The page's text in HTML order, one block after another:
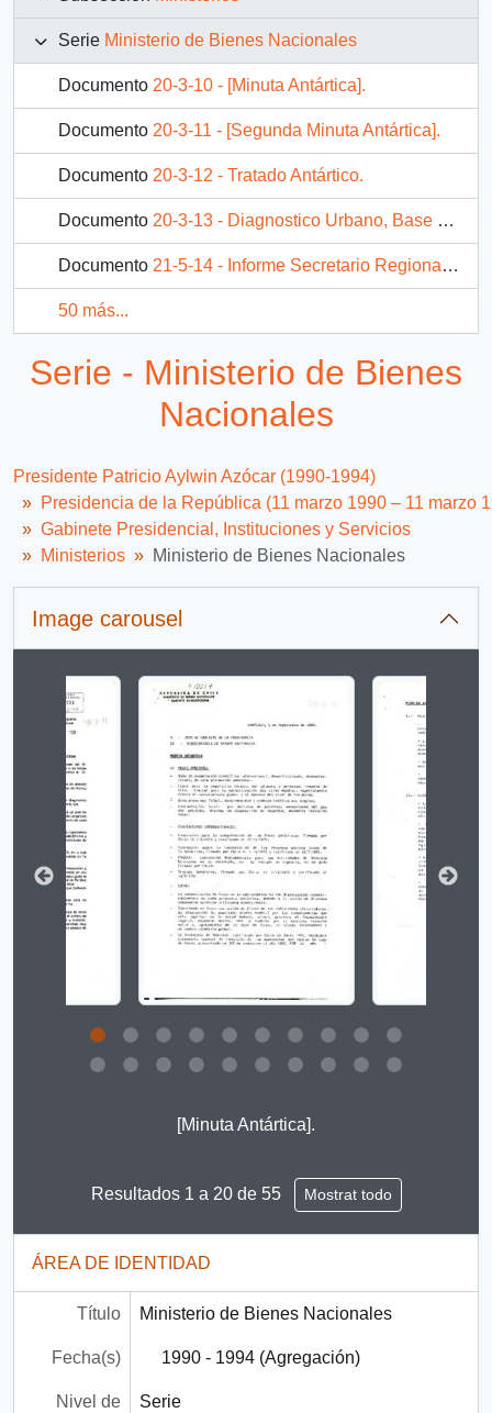
Serie Ministerio de Bienes Nacionales
Documento 20-3-10 - [Minuta Antártica].
Documento 20-3-11 - [Segunda Minuta Antártica].
Documento 20-3-12 - Tratado Antártico.
Documento 20-3-13 - Diagnostico Urbano, Base Marsh.
Documento 21-5-14 - Informe Secretario Regional Ministerial de Bienes Naciones Xi región de Aisén
50 más...
Serie - Ministerio de Bienes
Nacionales
Presidente Patricio Aylwin Azócar (1990-1994)
Presidencia de la República (11 marzo 1990 – 11 marzo
Gabinete Presidencial, Instituciones y Servicios
Ministerios
Ministerio de Bienes Nacionales
Image carousel
Changing the current slide of this carousel will
[Minuta Antártica].
Resultados 1 a 20 de 55 Mostrat todo
ÁREA DE IDENTIDAD
Título Ministerio de Bienes Nacionales
Fecha(s) 1990 - 1994 (Agregación)
Nivel de
Serie